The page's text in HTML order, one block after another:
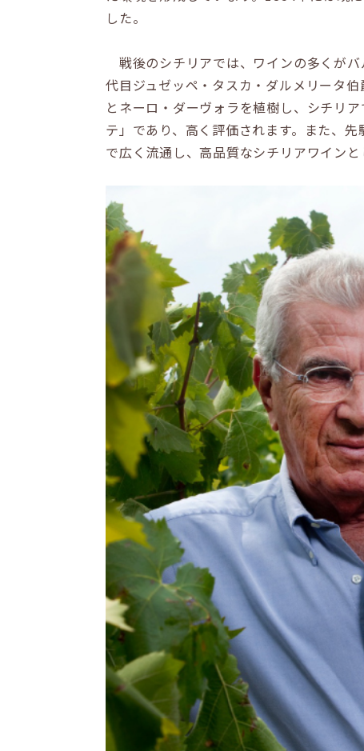
した。
戦後のシチリアでは、ワインの多くが
代目ジュゼッペ・タスカ・ダルメリータ
とネーロ・ダーヴォラを植樹し、シチリ
テ」であり、高く評価されます。また、
で広く流通し、高品質なシチリアワイン